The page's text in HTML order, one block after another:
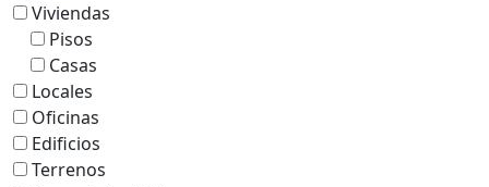
Viviendas
Pisos
Casas
Locales
Oficinas
Edificios
Terrenos